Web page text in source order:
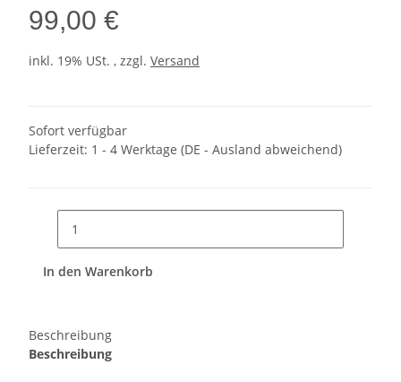
99,00 €
inkl. 19% USt. , zzgl. Versand
Sofort verfügbar
Lieferzeit: 1 - 4 Werktage (DE - Ausland abweichend)
In den Warenkorb
Beschreibung
Beschreibung